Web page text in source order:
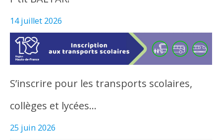
14 juillet 2026
S’inscrire pour les transports scolaires,
collèges et lycées…
25 juin 2026